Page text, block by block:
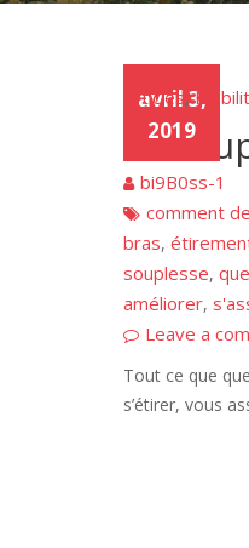
avril 3,
2019
Articles,
La
bi9B0ss-1
comment
bras,
souplesse,
améliorer,
Leave a
Tout ce que
s’étirer, vous